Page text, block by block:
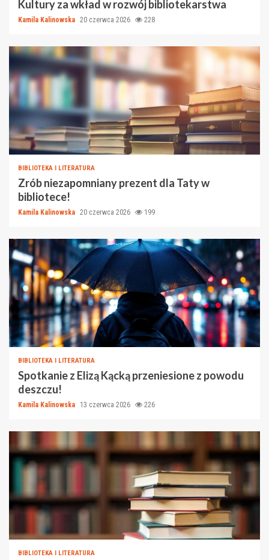
Kultury za wkład w rozwój bibliotekarstwa
Kamila Kalinowska 20 czerwca 2026 228
BIBLIOTEKA I LITERATURA
Zrób niezapomniany prezent dla Taty w
bibliotece!
Kamila Kalinowska 20 czerwca 2026 199
BIBLIOTEKA I LITERATURA
Spotkanie z Elizą Kącką przeniesione z powodu
deszczu!
Kamila Kalinowska 13 czerwca 2026 226
BIBLIOTEKA I LITERATURA